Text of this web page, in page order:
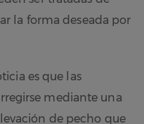
la forma deseada por
es que las
mediante una
de pecho que